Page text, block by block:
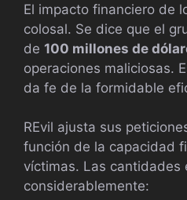
El impacto financiero de
colosal. Se dice que el
de 100 millones de
operaciones maliciosas.
da fe de la formidable
REvil ajusta sus
función de la capacidad
víctimas. Las cantidades
considerablemente: